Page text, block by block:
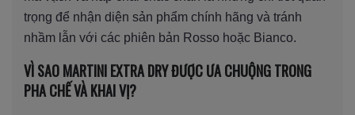
trọng để nhận diện sản phẩm chính hãng và tránh
nhầm lẫn với các phiên bản Rosso hoặc Bianco.
VÌ SAO MARTINI EXTRA DRY ĐƯỢC ƯA CHUỘNG TRONG
PHA CHẾ VÀ KHAI VỊ?